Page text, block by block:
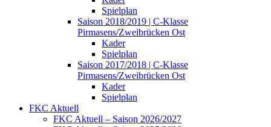
Spielplan
Saison 2018/2019 | C-Klasse
Pirmasens/Zweibrücken Ost
Kader
Spielplan
Saison 2017/2018 | C-Klasse
Pirmasens/Zweibrücken Ost
Kader
Spielplan
FKC Aktuell
FKC Aktuell – Saison 2026/2027